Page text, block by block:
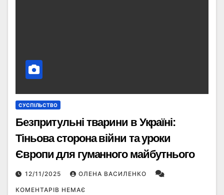
СУСПІЛЬСТВО
Безпритульні тварини в Україні:
Тіньова сторона війни та уроки
Європи для гуманного майбутнього
12/11/2025 ОЛЕНА ВАСИЛЕНКО
КОМЕНТАРІВ НЕМАЄ